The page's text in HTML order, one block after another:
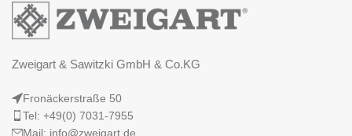
Zweigart & Sawitzki GmbH & Co.KG
Fronäckerstraße 50
Tel: +49(0) 7031-7955
Mail: info@zweigart.de